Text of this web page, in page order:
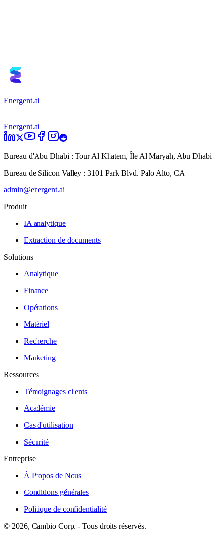
Energent.ai
Energent.ai
Bureau d'Abu Dhabi : Tour Al Khatem, Île Al Maryah, Abu Dhabi
Bureau de Silicon Valley : 3101 Park Blvd. Palo Alto, CA
admin@energent.ai
Produit
IA analytique
Extraction de documents
Solutions
Analytique
Finance
Opérations
Matériel
Recherche
Marketing
Ressources
Témoignages clients
Académie
Cas d'utilisation
Sécurité
Entreprise
À Propos de Nous
Conditions générales
Politique de confidentialité
© 2026, Cambio Corp. - Tous droits réservés.